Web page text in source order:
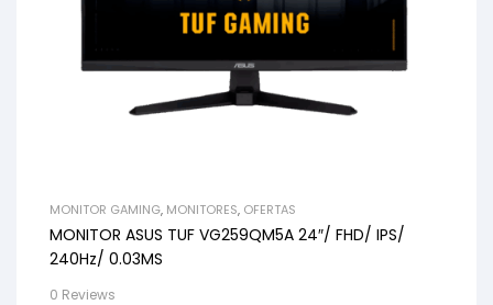
MONITOR GAMING, MONITORES, OFERTAS
MONITOR ASUS TUF VG259QM5A 24″/ FHD/ IPS/
240Hz/ 0.03MS
0 Reviews